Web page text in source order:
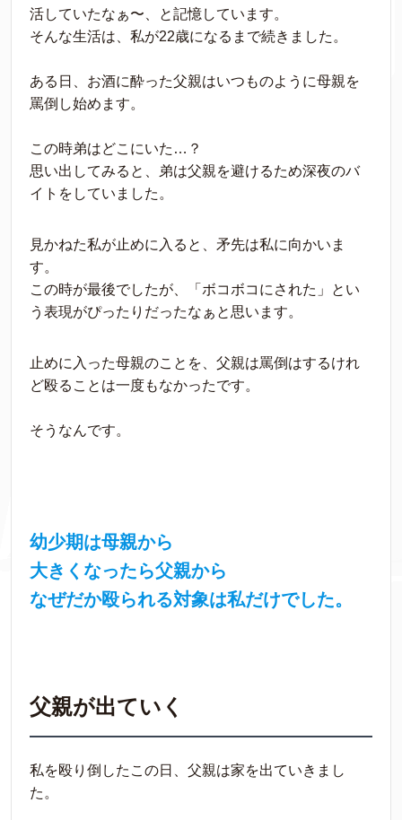
活していたなぁ〜、と記憶しています。
そんな生活は、私が22歳になるまで続きました。
ある日、お酒に酔った父親はいつものように母親を
罵倒し始めます。
この時弟はどこにいた…？
思い出してみると、弟は父親を避けるため深夜のバ
イトをしていました。
見かねた私が止めに入ると、矛先は私に向かいま
す。
この時が最後でしたが、「ボコボコにされた」とい
う表現がぴったりだったなぁと思います。
止めに入った母親のことを、父親は罵倒はするけれ
ど殴ることは一度もなかったです。
そうなんです。
幼少期は母親から
大きくなったら父親から
なぜだか殴られる対象は私だけでした。
父親が出ていく
私を殴り倒したこの日、父親は家を出ていきまし
た。